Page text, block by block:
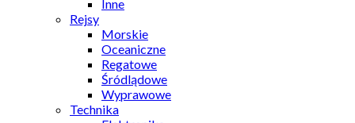
Inne
Rejsy
Morskie
Oceaniczne
Regatowe
Śródlądowe
Wyprawowe
Technika